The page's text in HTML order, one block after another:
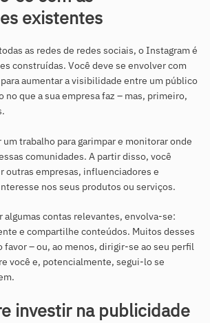
existentes
as redes de redes sociais, o Instagram é
construídas. Você deve se envolver com
aumentar a visibilidade entre um público
no que a sua empresa faz – mas, primeiro,
trabalho para garimpar e monitorar onde
comunidades. A partir disso, você
outras empresas, influenciadores e
nos seus produtos ou serviços.
algumas contas relevantes, envolva-se:
e compartilhe conteúdos. Muitos desses
favor – ou, ao menos, dirigir-se ao seu perfil
você e, potencialmente, segui-lo se
investir na publicidade